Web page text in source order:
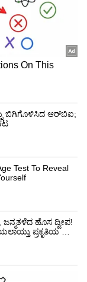
26 ರಂದು
ಕುಟುಂಬದ
ಮೇಲೆ